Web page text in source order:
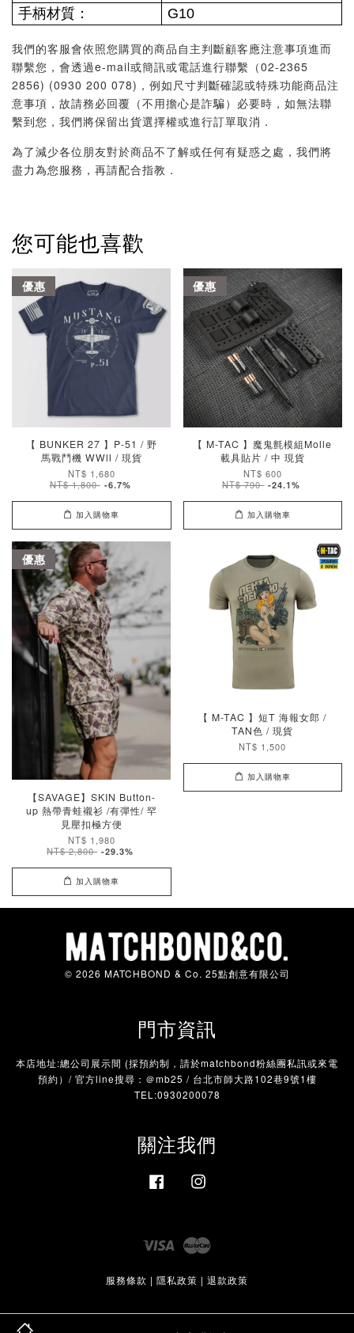
手柄材質：
G10
我們的客服會依照您購買的商品自主判斷顧客應注意事項進而
聯繫您，會透過e-mail或簡訊或電話進行聯繫（02-2365
2856) (0930 200 078)，例如尺寸判斷確認或特殊功能商品注
意事項，故請務必回覆（不用擔心是詐騙）必要時，如無法聯
繫到您，我們將保留出貨選擇權或進行訂單取消．
為了減少各位朋友對於商品不了解或任何有疑惑之處，我們將
盡力為您服務，再請配合指教．
您可能也喜歡
優惠
【 BUNKER 27 】P-51 / 野
馬戰鬥機 WWll / 現貨
NT$ 1,680
NT$ 1,800 -6.7%
加入購物車
優惠
【 M-TAC 】魔鬼氈模組Molle
載具貼片 / 中 現貨
NT$ 600
NT$ 790 -24.1%
加入購物車
優惠
【SAVAGE】SKIN Button-
up 熱帶青蛙襯衫 /有彈性/ 罕
見壓扣極方便
NT$ 1,980
NT$ 2,800 -29.3%
加入購物車
【 M-TAC 】短T 海報女郎 /
TAN色 / 現貨
NT$ 1,500
加入購物車
© 2026 MATCHBOND & Co. 25點創意有限公司
門市資訊
本店地址:總公司展示間 (採預約制，請於matchbond粉絲團私訊或來電
預約）/ 官方line搜尋：＠mb25 / 台北市師大路102巷9號1樓
TEL:0930200078
關注我們
Facebook
Visa
服務條款 | 隱私政策 | 退款政策